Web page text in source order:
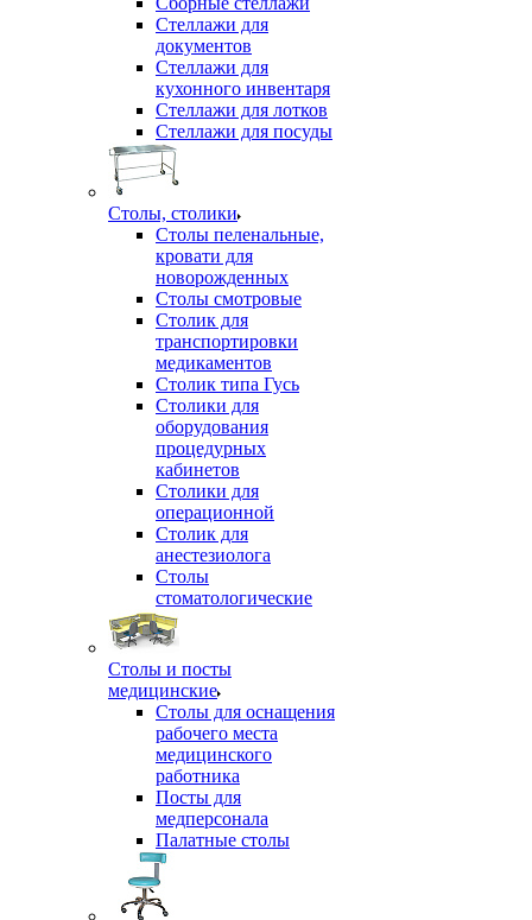
Стеллажи для
документов
Стеллажи для
кухонного инвентаря
Стеллажи для лотков
Стеллажи для посуды
Столы, столики
Столы пеленальные,
кровати для
новорожденных
Столы смотровые
Столик для
транспортировки
медикаментов
Столик типа Гусь
Столики для
оборудования
процедурных
кабинетов
Столики для
операционной
Столик для
анестезиолога
Столы
стоматологические
Столы и посты
медицинские
Столы для оснащения
рабочего места
медицинского
работника
Посты для
медперсонала
Палатные столы